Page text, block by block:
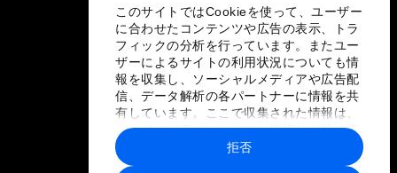
このサイトではCookieを使って、ユーザー
に合わせたコンテンツや広告の表示、トラ
フィックの分析を行っています。またユー
ザーによるサイトの利用状況についても情
報を収集し、ソーシャルメディアや広告配
信、データ解析の各パートナーに情報を共
有しています。ここで収集された情報は、
ユーザーが各パートナーに提供した他の情
報や各パートナーのサービスを使用した際
に収集された情報と組み合わされ、各パー
拒否